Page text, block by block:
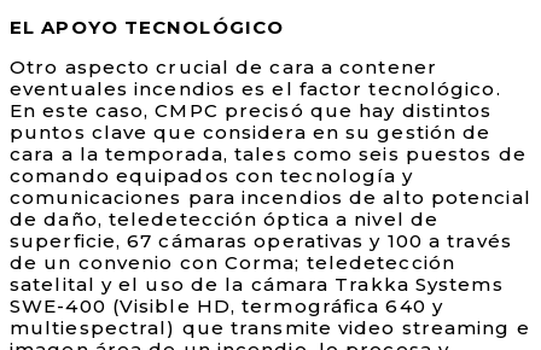
EL APOYO TECNOLÓGICO
Otro aspecto crucial de cara a contener
eventuales incendios es el factor tecnológico.
En este caso, CMPC precisó que hay distintos
puntos clave que considera en su gestión de
cara a la temporada, tales como seis puestos de
comando equipados con tecnología y
comunicaciones para incendios de alto potencial
de daño, teledetección óptica a nivel de
superficie, 67 cámaras operativas y 100 a través
de un convenio con Corma; teledetección
satelital y el uso de la cámara Trakka Systems
SWE-400 (Visible HD, termográfica 640 y
multiespectral) que transmite video streaming e